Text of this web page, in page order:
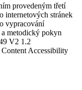
provedeným třetí
internetových stránek
vypracování
metodický pokyn
V2 1.2
Content Accessibility